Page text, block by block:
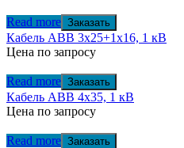
Read more Заказать
Кабель АВВ 3х25+1х16, 1 кВ
Цена по запросу
Read more Заказать
Кабель АВВ 4х35, 1 кВ
Цена по запросу
Read more Заказать